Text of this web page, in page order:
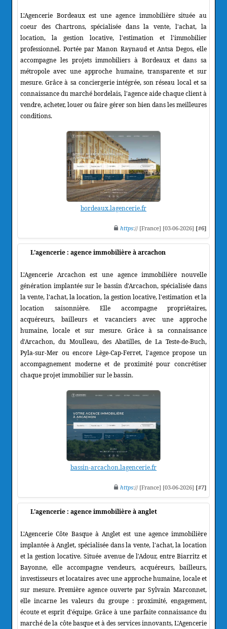
L'Agencerie Bordeaux est une agence immobilière située au
coeur des Chartrons, spécialisée dans la vente, l'achat, la
location, la gestion locative, l'estimation et l'immobilier
professionnel. Portée par Manon Raynaud et Antsa Degos, elle
accompagne les projets immobiliers à Bordeaux et dans sa
métropole avec une approche humaine, transparente et sur
mesure. Grâce à sa conciergerie intégrée, son réseau local et sa
connaissance du marché bordelais, l'agence aide chaque client à
vendre, acheter, louer ou faire gérer son bien dans les meilleures
conditions.
bordeaux.lagencerie.fr
https:// [France] [03-06-2026] [#6]
L'agencerie : agence immobilière à arcachon
L'Agencerie Arcachon est une agence immobilière nouvelle
génération implantée sur le bassin d'Arcachon, spécialisée dans
la vente, l'achat, la location, la gestion locative, l'estimation et la
location saisonnière. Elle accompagne propriétaires,
acquéreurs, bailleurs et vacanciers avec une approche
humaine, locale et sur mesure. Grâce à sa connaissance
d'Arcachon, du Moulleau, des Abatilles, de La Teste-de-Buch,
Pyla-sur-Mer ou encore Lège-Cap-Ferret, l'agence propose un
accompagnement moderne et de proximité pour concrétiser
chaque projet immobilier sur le bassin.
bassin-arcachon.lagencerie.fr
https:// [France] [03-06-2026] [#7]
L'agencerie : agence immobilière à anglet
L'Agencerie Côte Basque à Anglet est une agence immobilière
implantée à Anglet, spécialisée dans la vente, l'achat, la location
et la gestion locative. Située avenue de l'Adour, entre Biarritz et
Bayonne, elle accompagne vendeurs, acquéreurs, bailleurs,
investisseurs et locataires avec une approche humaine, locale et
sur mesure. Première agence ouverte par Sylvain Marconnet,
elle incarne les valeurs du groupe : proximité, engagement,
écoute et esprit d'équipe. Grâce à une parfaite connaissance du
marché de la côte basque et à des services innovants, L'Agencerie